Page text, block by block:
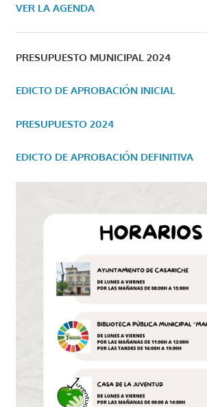
VER LA AGENDA
PRESUPUESTO MUNICIPAL 2024
EDICTO DE APROBACIÓN INICIAL
PRESUPUESTO 2024
EDICTO DE APROBACIÓN DEFINITIVA